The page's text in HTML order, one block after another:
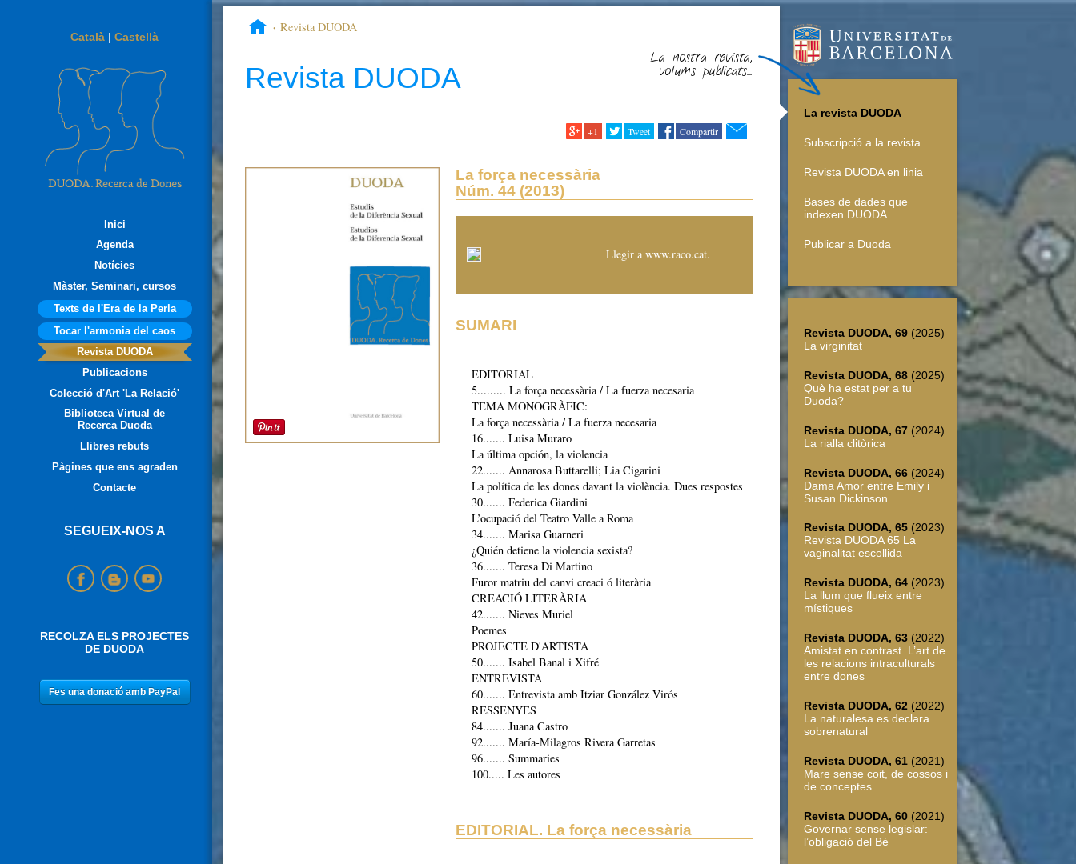
Català |Castellà
Inici
Agenda
Notícies
Màster, Seminari, cursos
Texts de l'Era de la Perla
Tocar l'armonia del caos
Revista DUODA
Publicacions
Colecció d'Art 'La Relació'
Biblioteca Virtual de
Recerca Duoda
Llibres rebuts
Pàgines que ens agraden
Contacte
SEGUEIX-NOS A
RECOLZA ELS PROJECTES
DE DUODA
Revista DUODA
La nostra revista,
volums publicats...
Revista DUODA
+1 Tweet Compartir
La força necessària
Núm. 44 (2013)
Llegir a www.raco.cat.
SUMARI
EDITORIAL
5......... La força necessària / La fuerza necesaria
TEMA MONOGRÀFIC:
La força necessària / La fuerza necesaria
16....... Luisa Muraro
La última opción, la violencia
22....... Annarosa Buttarelli; Lia Cigarini
La política de les dones davant la violència. Dues respostes
30....... Federica Giardini
L’ocupació del Teatro Valle a Roma
34....... Marisa Guarneri
¿Quién detiene la violencia sexista?
36....... Teresa Di Martino
Furor matriu del canvi creaci ó literària
CREACIÓ LITERÀRIA
42....... Nieves Muriel
Poemes
PROJECTE D'ARTISTA
50....... Isabel Banal i Xifré
ENTREVISTA
60....... Entrevista amb Itziar González Virós
RESSENYES
84....... Juana Castro
92....... María-Milagros Rivera Garretas
96....... Summaries
100..... Les autores
EDITORIAL. La força necessària
La revista DUODA
Subscripció a la revista
Revista DUODA en linia
Bases de dades que
indexen DUODA
Publicar a Duoda
Revista DUODA, 69 (2025)
La virginitat
Revista DUODA, 68 (2025)
Què ha estat per a tu
Duoda?
Revista DUODA, 67 (2024)
La rialla clitòrica
Revista DUODA, 66 (2024)
Dama Amor entre Emily i
Susan Dickinson
Revista DUODA, 65 (2023)
Revista DUODA 65 La
vaginalitat escollida
Revista DUODA, 64 (2023)
La llum que flueix entre
místiques
Revista DUODA, 63 (2022)
Amistat en contrast. L’art de
les relacions intraculturals
entre dones
Revista DUODA, 62 (2022)
La naturalesa es declara
sobrenatural
Revista DUODA, 61 (2021)
Mare sense coit, de cossos i
de conceptes
Revista DUODA, 60 (2021)
Governar sense legislar:
l’obligació del Bé